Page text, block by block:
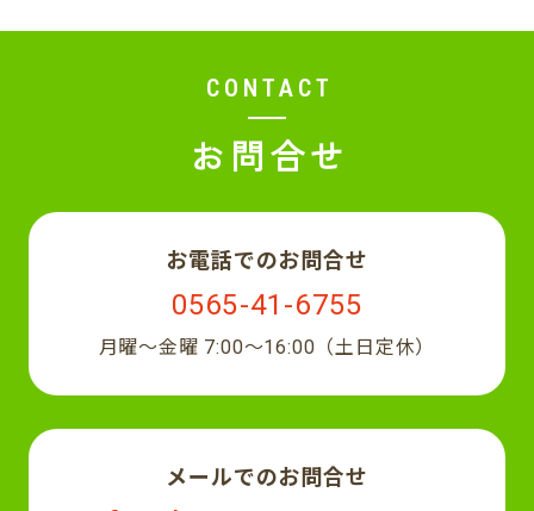
CONTACT
お問合せ
お電話でのお問合せ
0565-41-6755
月曜〜金曜 7:00〜16:00（土日定休）
メールでのお問合せ